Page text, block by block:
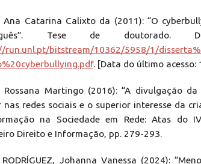
Ana Catarina Calixto da (2011): “O
Tese de doutorado.
run.unl.pt/bitstream/10362/5958/1/
. [Data do último acesso:
Rossana Martingo (2016): “A divulgação
nas redes sociais e o superior interesse da
na Sociedade em Rede: Atas do
Direito e Informação, pp. 279-293.
RODRÍGUEZ, Johanna Vanessa (2024):